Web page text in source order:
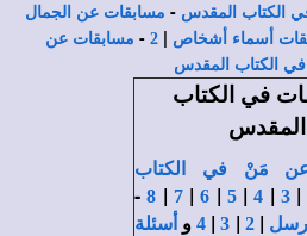
الكتاب المقدس - مسابقات عن الجمال
أسماء أشخاص |
2
- مسابقات عن
الكتاب المقدس
في الكتاب
المقدس
مَنْ في الكتاب
|
3
|
4
|
5
|
6
|
7
|
8
-
|
2
|
3
|
4و أسئلة